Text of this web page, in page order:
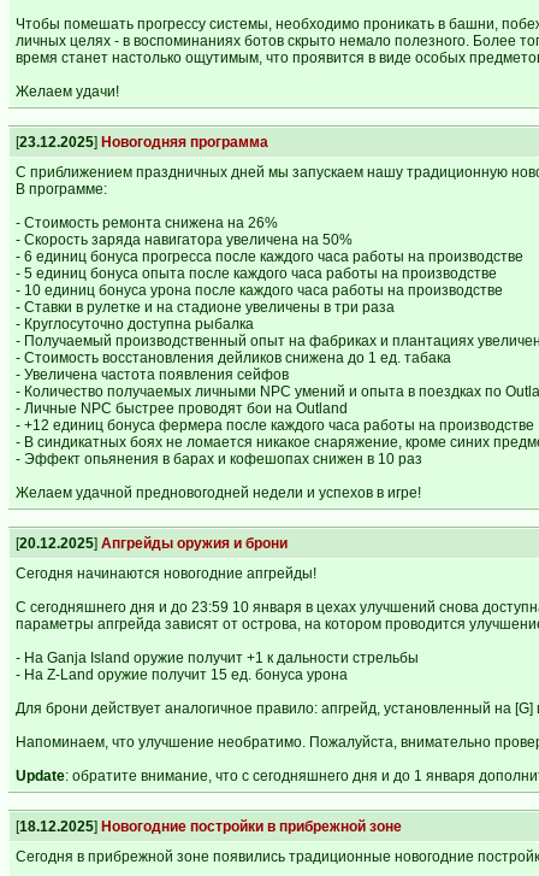
Чтобы помешать прогрессу системы, необходимо проникать в башни,
личных целях - в воспоминаниях ботов скрыто немало полезного. Более
время станет настолько ощутимым, что проявится в виде особых
Желаем удачи!
[23.12.2025] Новогодняя программа
С приближением праздничных дней мы запускаем нашу традиционную
В программе:
- Стоимость ремонта снижена на 26%
- Скорость заряда навигатора увеличена на 50%
- 6 единиц бонуса прогресса после каждого часа работы на производстве
- 5 единиц бонуса опыта после каждого часа работы на производстве
- 10 единиц бонуса урона после каждого часа работы на производстве
- Ставки в рулетке и на стадионе увеличены в три раза
- Круглосуточно доступна рыбалка
- Получаемый производственный опыт на фабриках и плантациях
- Стоимость восстановления дейликов снижена до 1 ед. табака
- Увеличена частота появления сейфов
- Количество получаемых личными NPC умений и опыта в поездках по
- Личные NPC быстрее проводят бои на Outland
- +12 единиц бонуса фермера после каждого часа работы на производстве
- В синдикатных боях не ломается никакое снаряжение, кроме синих
- Эффект опьянения в барах и кофешопах снижен в 10 раз
Желаем удачной предновогодней недели и успехов в игре!
[20.12.2025] Апгрейды оружия и брони
Сегодня начинаются новогодние апгрейды!
С сегодняшнего дня и до 23:59 10 января в цехах улучшений снова
параметры апгрейда зависят от острова, на котором проводится
- На Ganja Island оружие получит +1 к дальности стрельбы
- На Z-Land оружие получит 15 ед. бонуса урона
Для брони действует аналогичное правило: апгрейд, установленный на
Напоминаем, что улучшение необратимо. Пожалуйста, внимательно
Update: обратите внимание, что с сегодняшнего дня и до 1 января
[18.12.2025] Новогодние постройки в прибрежной зоне
Сегодня в прибрежной зоне появились традиционные новогодние